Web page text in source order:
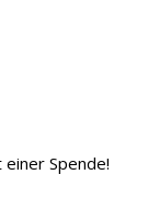
Spende!